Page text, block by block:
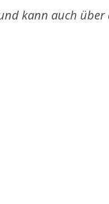
kann auch über